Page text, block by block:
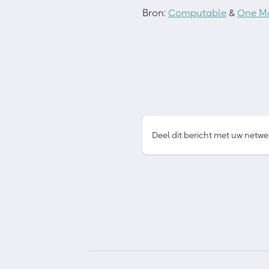
Bron: Computable& One
Deel dit bericht met uw